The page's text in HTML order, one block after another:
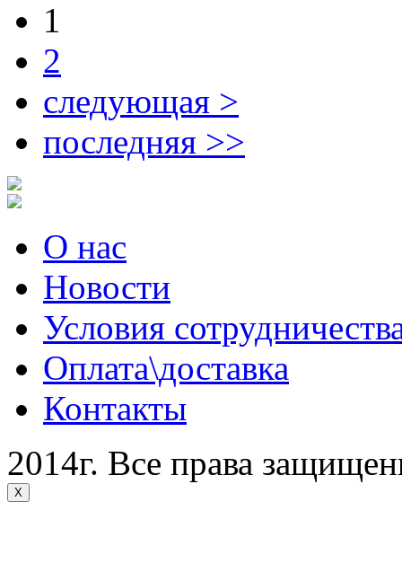
Pages
1
2
следующая >
последняя >>
О нас
Новости
Условия
Оплата\доставка
Контакты
2014г. Все права